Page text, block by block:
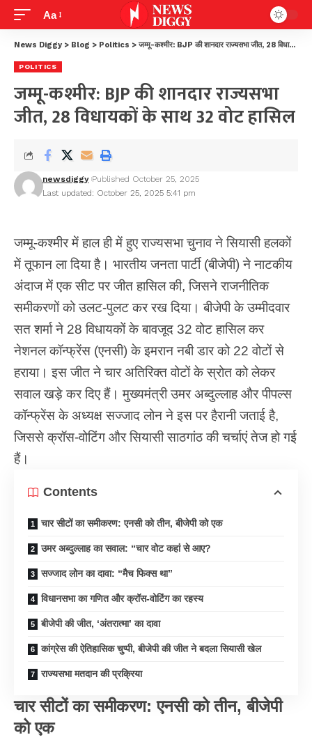
Aa
News Diggy > Blog > Politics > जम्मू-कश्मीर: BJP की शानदार राज्यसभा जीत, 28 विधायकों के साथ 32 वोट हासिल
POLITICS
जम्मू-कश्मीर: BJP की शानदार राज्यसभा
जीत, 28 विधायकों के साथ 32 वोट हासिल
Last updated: October 25, 2025 5:41 pm
newsdiggy Published October 25, 2025
जम्मू-कश्मीर में हाल ही में हुए राज्यसभा चुनाव ने सियासी हलकों
में तूफान ला दिया है। भारतीय जनता पार्टी(बीजेपी) ने नाटकीय
अंदाज में एक सीट पर जीत हासिल की, जिसने राजनीतिक
समीकरणों को उलट-पुलट कर रख दिया। बीजेपी के उम्मीदवार
सत शर्मा ने 28 विधायकों के बावजूद 32 वोट हासिल कर
नेशनल कॉन्फ्रेंस (एनसी) के इमरान नबी डार को 22 वोटों से
हराया। इस जीत ने चार अतिरिक्त वोटों के स्रोत को लेकर
सवाल खड़े कर दिए हैं। मुख्यमंत्री उमर अब्दुल्लाह और पीपल्स
कॉन्फ्रेंस के अध्यक्ष सज्जाद लोन ने इस पर हैरानी जताई है,
जिससे क्रॉस-वोटिंग और सियासी साठगांठ की चर्चाएं तेज हो गई
हैं।
Contents
चार सीटों का समीकरण: एनसी को तीन, बीजेपी को एक
उमर अब्दुल्लाह का सवाल: “चार वोट कहां से आए?
सज्जाद लोन का दावा: “मैच फिक्स था”
विधानसभा का गणित और क्रॉस-वोटिंग का रहस्य
बीजेपी की जीत, ‘अंतरात्मा’ का दावा
कांग्रेस की ऐतिहासिक चुप्पी, बीजेपी की जीत ने बदला सियासी खेल
राज्यसभा मतदान की प्रक्रिया
चार सीटों का समीकरण: एनसी को तीन, बीजेपी
को एक